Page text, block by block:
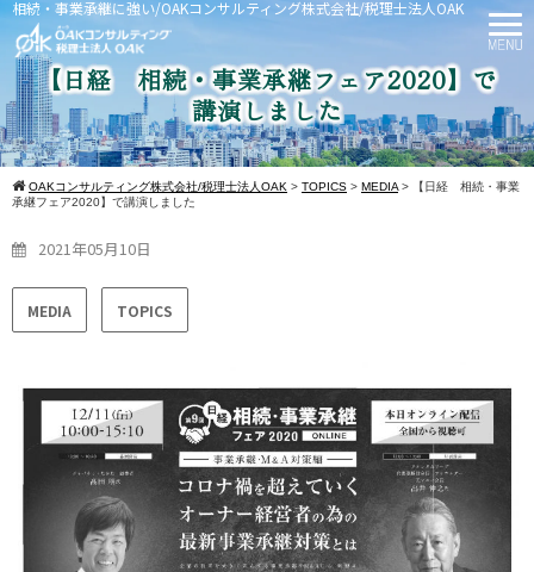
相続・事業承継に強い/OAKコンサルティング株式会社/税理士法人OAK
【日経 相続・事業承継フェア2020】で
講演しました
OAKコンサルティング株式会社/税理士法人OAK > TOPICS > MEDIA >
【日経 相続・事業
承継フェア2020】で講演しました
2021年05月10日
MEDIA TOPICS